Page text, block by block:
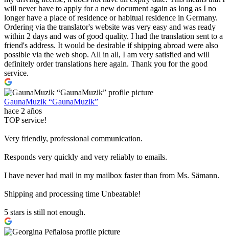
will never have to apply for a new document again as long as I no
longer have a place of residence or habitual residence in Germany.
Ordering via the translator's website was very easy and was ready
within 2 days and was of good quality. I had the translation sent to a
friend's address. It would be desirable if shipping abroad were also
possible via the web shop. All in all, I am very satisfied and will
definitely order translations here again. Thank you for the good
service.
GaunaMuzik “GaunaMuzik”
hace 2 años
TOP service!
Very friendly, professional communication.
Responds very quickly and very reliably to emails.
I have never had mail in my mailbox faster than from Ms. Sämann.
Shipping and processing time Unbeatable!
5 stars is still not enough.